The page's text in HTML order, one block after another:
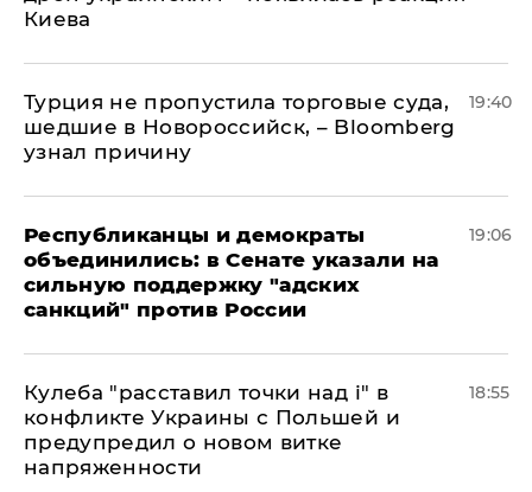
Киева
Турция не пропустила торговые суда,
шедшие в Новороссийск, – Bloomberg
узнал причину
19:40
Республиканцы и демократы
объединились: в Сенате указали на
сильную поддержку "адских
санкций" против России
19:06
Кулеба "расставил точки над і" в
конфликте Украины с Польшей и
предупредил о новом витке
напряженности
18:55